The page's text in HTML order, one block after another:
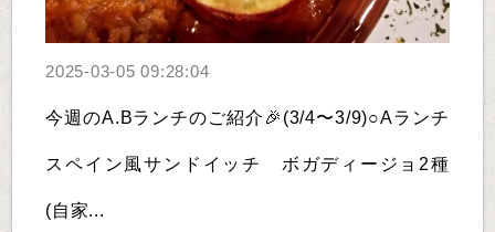
2025-03-05 09:28:04
今週のA.Bランチのご紹介🎉(3/4〜3/9)○Aランチ
スペイン風サンドイッチ ボガディージョ2種
(自家...